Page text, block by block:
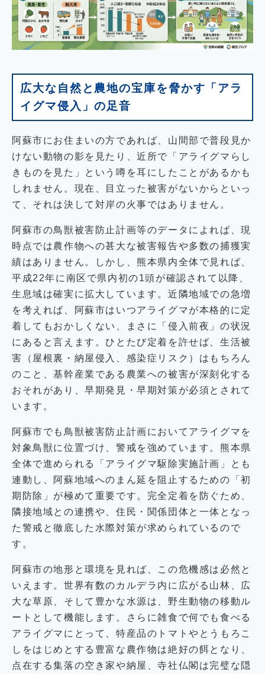
広大な自然と農地の宝庫を脅かす「アラ
イグマ侵入」の足音
阿蘇市にお住まいの方であれば、山間部で普段見か
けない動物の影を見たり、近所で「アライグマらし
きものを見た」という噂を耳にしたことがあるかも
しれません。現在、目立った被害がないからといっ
て、それは決して対岸の火事ではありません。
阿蘇市の鳥獣被害防止計画等のデータによれば、現
時点では農作物への甚大な被害報告や多数の捕獲実
績はありません。しかし、熊本県内全体で見れば、
平成22年に南区で県内初の1頭が確認されて以降、
生息域は確実に拡大しています。近隣地域での急増
を考えれば、阿蘇市はいつアライグマが本格的に定
着してもおかしくない、まさに「侵入前夜」の状況
にあると言えます。ひとたび定着を許せば、生活被
害（屋根裏・納屋侵入、感染症リスク）はもちろん
のこと、基幹産業である農業への被害が深刻化する
おそれがあり、早期発見・早期対策が必須とされて
います。
阿蘇市でも鳥獣被害防止計画においてアライグマを
対象鳥獣に位置づけ、警戒を強めています。熊本県
全体で進められる「アライグマ駆除実施計画」とも
連動し、阿蘇地域へのまん延を阻止するための「初
期防除」が極めて重要です。完全定着を防ぐため、
隣接地域との連携や、住民・関係団体と一体となっ
た警戒と徹底した水際対策が求められているので
す。
阿蘇市の地形と環境を見れば、この危機感は必然と
いえます。世界有数のカルデラ内に広がる山林、広
大な草原、そして豊かな水源は、野生動物の移動ル
ートとして機能します。さらに雑食で何でも食べる
アライグマにとって、特産品のトマトやとうもろこ
しをはじめとする豊富な農作物は絶好の餌となり、
点在する集落の空き家や納屋、寺社仏閣は完璧な隠